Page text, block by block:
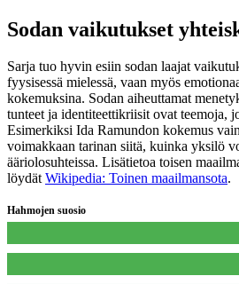
Sodan vaikutukset
Sarja tuo hyvin esiin sodan laajat
fyysisessä mielessä, vaan myös
kokemuksina. Sodan aiheuttamat
tunteet ja identiteettikriisit ovat teemoja,
Esimerkiksi Ida Ramundon kokemus
voimakkaan tarinan siitä, kuinka yksilö
ääriolosuhteissa. Lisätietoa toisen
löydätWikipedia: Toinen maailmansota.
Hahmojen suosio